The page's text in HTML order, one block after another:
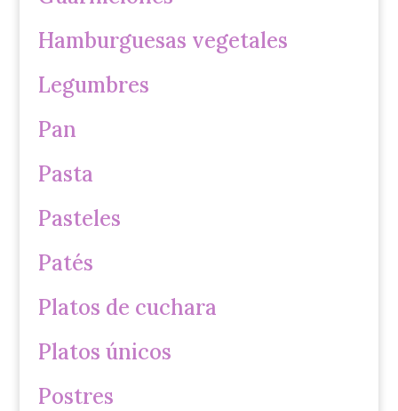
Hamburguesas vegetales
Legumbres
Pan
Pasta
Pasteles
Patés
Platos de cuchara
Platos únicos
Postres